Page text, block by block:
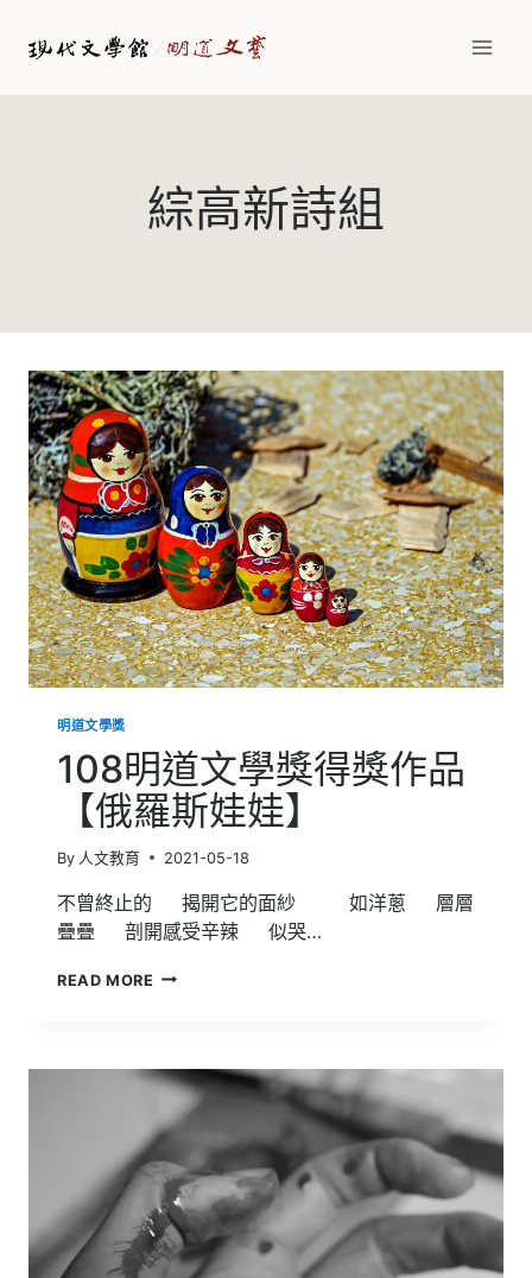
綜高新詩組
明道文學獎
108明道文學獎得獎作品
【俄羅斯娃娃】
By 人文教育 2021-05-18
不曾終止的 揭開它的面紗 如洋蔥 層層
疊疊 剖開感受辛辣 似哭…
READ MORE 108
獎
獎
品
【俄
羅
斯
娃